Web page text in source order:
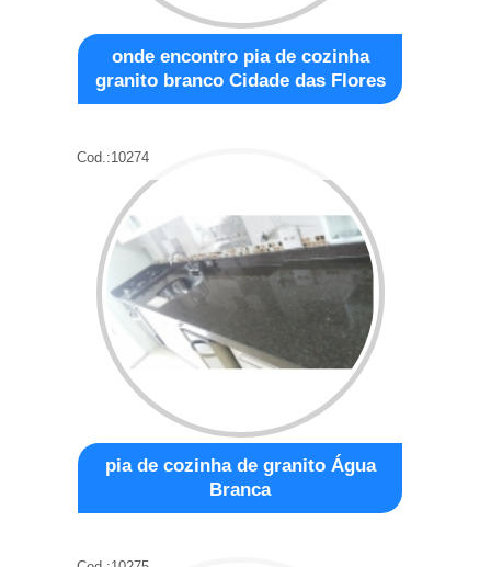
onde encontro pia de cozinha
granito branco Cidade das Flores
Cod.:10274
pia de cozinha de granito Água
Branca